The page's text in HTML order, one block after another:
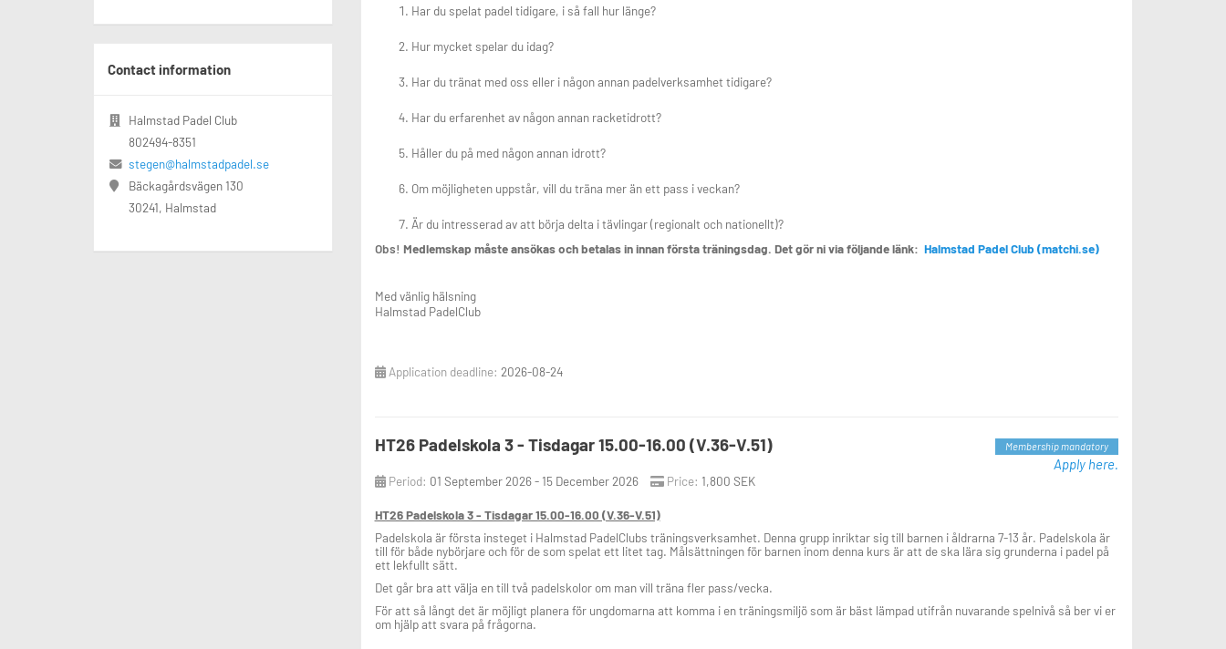
Har du spelat padel tidigare, i så fall hur länge?
Hur mycket spelar du idag?
Har du tränat med oss eller i någon annan padelverksamhet tidigare?
Har du erfarenhet av någon annan racketidrott?
Håller du på med någon annan idrott?
Om möjligheten uppstår, vill du träna mer än ett pass i veckan?
Är du intresserad av att börja delta i tävlingar (regionalt och nationellt)?
Obs! Medlemskap måste ansökas och betalas in innan första träningsdag. Det gör ni via följande länk: Halmstad Padel Club (matchi.se)
Med vänlig hälsning
Halmstad PadelClub
Application deadline: 2026-08-24
Membership mandatory
Apply here.
HT26 Padelskola 3 - Tisdagar 15.00-16.00 (V.36-V.51)
Period: 01 September 2026 - 15 December 2026 Price: 1,800 SEK
HT26 Padelskola 3 - Tisdagar 15.00-16.00 (V.36-V.51)
Padelskola är första insteget i Halmstad PadelClubs träningsverksamhet. Denna grupp inriktar sig till barnen i åldrarna 7-13 år. Padelskola är
till för både nybörjare och för de som spelat ett litet tag. Målsättningen för barnen inom denna kurs är att de ska lära sig grunderna i padel på
ett lekfullt sätt.
Det går bra att välja en till två padelskolor om man vill träna fler pass/vecka.
För att så långt det är möjligt planera för ungdomarna att komma i en träningsmiljö som är bäst lämpad utifrån nuvarande spelnivå så ber vi er
om hjälp att svara på frågorna.
Contact information
Halmstad Padel Club
802494-8351
stegen@halmstadpadel.se
Bäckagårdsvägen 130
30241, Halmstad